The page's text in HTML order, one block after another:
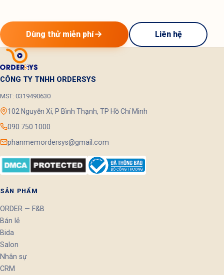
Dùng thử miễn phí Liên hệ
CÔNG TY TNHH ORDERSYS
MST: 0319490630
102 Nguyễn Xí, P Bình Thạnh, TP Hồ Chí Minh
090 750 1000
phanmemordersys@gmail.com
SẢN PHẨM
ORDER — F&B
Bán lẻ
Bida
Salon
Nhân sự
CRM